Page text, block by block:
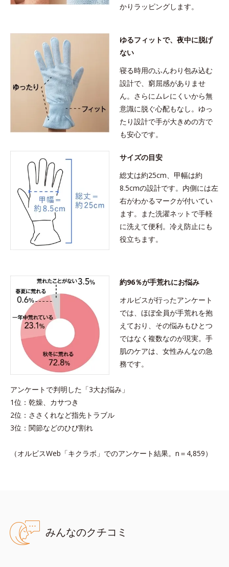
かりラッピングします。
ゆるフィットで、夜中に脱げ
ない
寝る時用のふんわり包み込む
設計で、窮屈感がありませ
ん。さらにムレにくいから無
意識に脱ぐ心配もなし。ゆっ
たり設計で手が大きめの方で
も安心です。
サイズの目安
総丈は約25cm、甲幅は約
8.5cmの設計です。内側には左
右がわかるマークが付いてい
ます。また洗濯ネットで手軽
に洗えて便利。冷え防止にも
役立ちます。
約96％が手荒れにお悩み
オルビスが行ったアンケート
では、ほぼ全員が手荒れを抱
えており、その悩みもひとつ
ではなく複数なのが現実。手
肌のケアは、女性みんなの急
務です。
アンケートで判明した「3大お悩み」
1位：乾燥、カサつき
2位：ささくれなど指先トラブル
3位：関節などのひび割れ
（オルビスWeb「キクラボ」でのアンケート結果。n＝4,859）
みんなのクチコミ